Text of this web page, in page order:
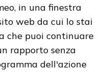
in una finestra
web da cui lo stai
che puoi continuare
rapporto senza
dell'azione